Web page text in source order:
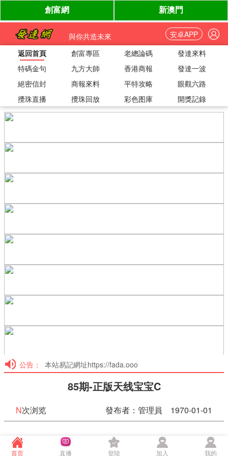
與你共造未來
安卓APP
返回首頁
創富專區 老總論碼
發達來料
特碼金句
九方大師 香港商報
發達一波
絕密信封
商報來料 平特攻略
眼觀六路
攪珠直播
攪珠回放 彩色图庫 開獎記錄
公告： 本站易記網址https://fada.ooo
85期-正版天线宝宝C
N次浏览 發布者：管理員 1970-01-01
85期-正版天线宝宝C
首页 直播 登陸 加入 我的